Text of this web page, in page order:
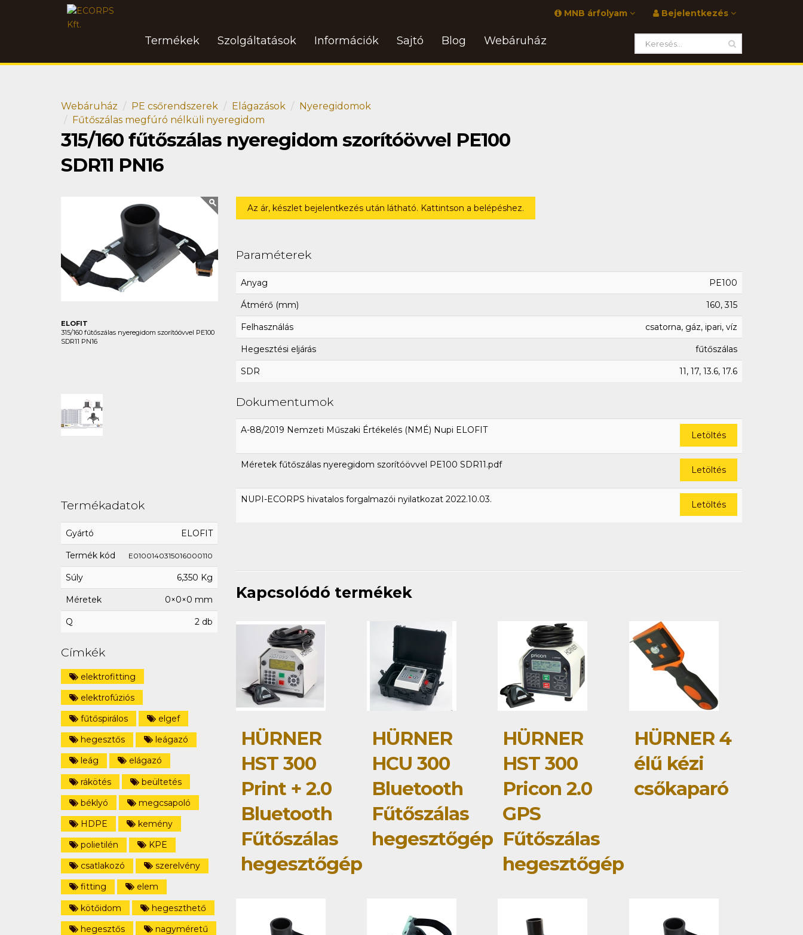
Bejelentkezés
MNB árfolyam
Termékek Szolgáltatások Információk Sajtó Blog Webáruház
Webáruház PE csőrendszerek Elágazások
Nyeregidomok
Fűtőszálas megfúró nélküli nyeregidom
315/160 fűtőszálas nyeregidom szorítóövvel PE100
SDR11 PN16
ELOFIT
315/160 fűtőszálas nyeregidom szorítóövvel PE100
SDR11 PN16
Az ár, készlet bejelentkezés után látható. Kattintson a belépéshez.
Paraméterek
Anyag PE100
Átmérő (mm) 160, 315
Felhasználás csatorna, gáz, ipari, víz
Hegesztési eljárás fűtőszálas
SDR 11, 17, 13.6, 17.6
Dokumentumok
A-88/2019 Nemzeti Műszaki Értékelés (NMÉ) Nupi ELOFIT Letöltés
Méretek fűtőszálas nyeregidom szorítóövvel PE100 SDR11.pdf Letöltés
NUPI-ECORPS hivatalos forgalmazói nyilatkozat 2022.10.03. Letöltés
Termékadatok
Gyártó ELOFIT
Termék kód E0100140315016000110
Súly 6,350 Kg
Méretek 0×0×0 mm
Q 2 db
Címkék
elektrofitting
elektrofúziós
fűtőspirálos
elgef
hegesztős
leágazó
leág
elágazó
rákötés
beültetés
béklyó
megcsapoló
HDPE
kemény
polietilén
KPE
csatlakozó
szerelvény
fitting
elem
kötőidom
hegeszthető
hegesztős
nagyméretű
Kapcsolódó termékek
HÜRNER
HST 300
Print + 2.0
Bluetooth
Fűtőszálas
hegesztőgép
HÜRNER
HCU 300
Bluetooth
Fűtőszálas
hegesztőgép
HÜRNER
HST 300
Pricon 2.0
GPS
Fűtőszálas
hegesztőgép
HÜRNER 4
élű kézi
csőkaparó